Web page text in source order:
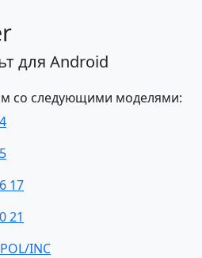
для Android
со следующими моделями:
17
21
INC